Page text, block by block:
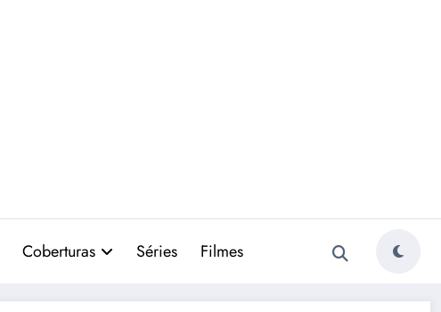
Coberturas Séries Filmes